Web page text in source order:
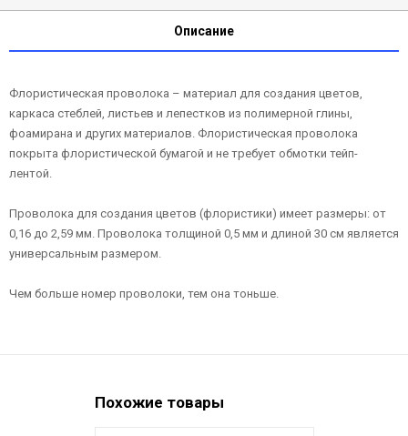
Описание
Флористическая проволока – материал для создания цветов,
каркаса стеблей, листьев и лепестков из полимерной глины,
фоамирана и других материалов. Флористическая проволока
покрыта флористической бумагой и не требует обмотки тейп-
лентой.
Проволока для создания цветов (флористики) имеет размеры: от
0,16 до 2,59 мм. Проволока толщиной 0,5 мм и длиной 30 см является
универсальным размером.
Чем больше номер проволоки, тем она тоньше.
Похожие товары